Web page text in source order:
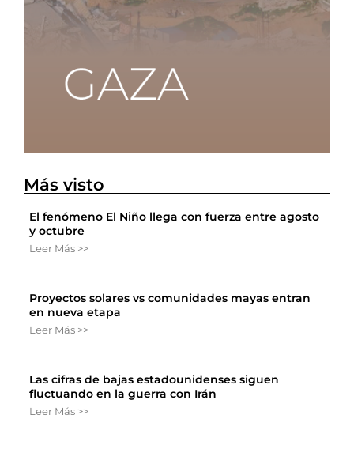
Más visto
El fenómeno El Niño llega con fuerza entre agosto
y octubre
Leer Más >>
Proyectos solares vs comunidades mayas entran
en nueva etapa
Leer Más >>
Las cifras de bajas estadounidenses siguen
fluctuando en la guerra con Irán
Leer Más >>